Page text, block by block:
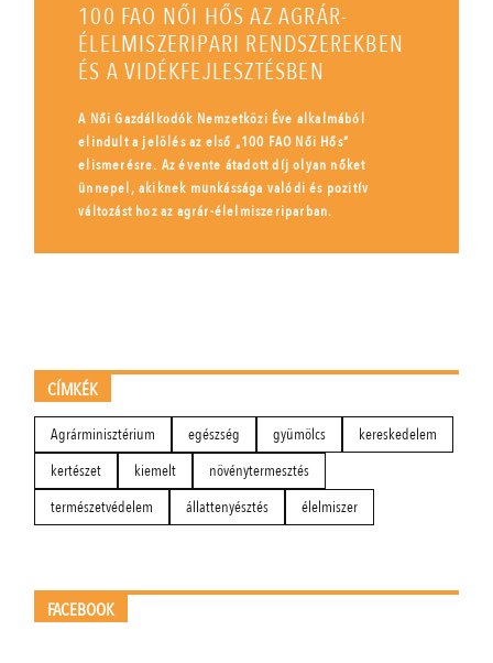
100 FAO NŐI HŐS AZ AGRÁR-
ÉLELMISZERIPARI RENDSZEREKBEN
ÉS A VIDÉKFEJLESZTÉSBEN
A Női Gazdálkodók Nemzetközi Éve alkalmából
elindult a jelölés az első „100 FAO Női Hős”
elismerésre. Az évente átadott díj olyan nőket
ünnepel, akiknek munkássága valódi és pozitív
változást hoz az agrár-élelmiszeriparban.
CÍMKÉK
Agrárminisztérium egészség gyümölcs
kereskedelem
kertészet
kiemelt
növénytermesztés
természetvédelem
állattenyésztés élelmiszer
FACEBOOK